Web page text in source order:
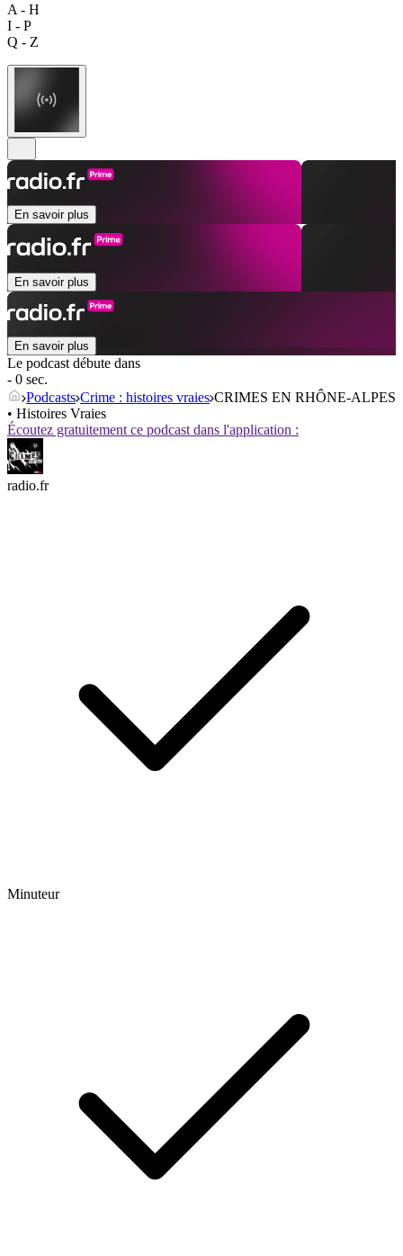
A - H
I - P
Q - Z
En savoir plus
En savoir plus
En savoir plus
Le podcast débute dans
- 0 sec.
Podcasts Crime : histoires vraies CRIMES EN RHÔNE-ALPES
• Histoires Vraies
Écoutez gratuitement ce podcast dans l'application :
radio.fr
Minuteur